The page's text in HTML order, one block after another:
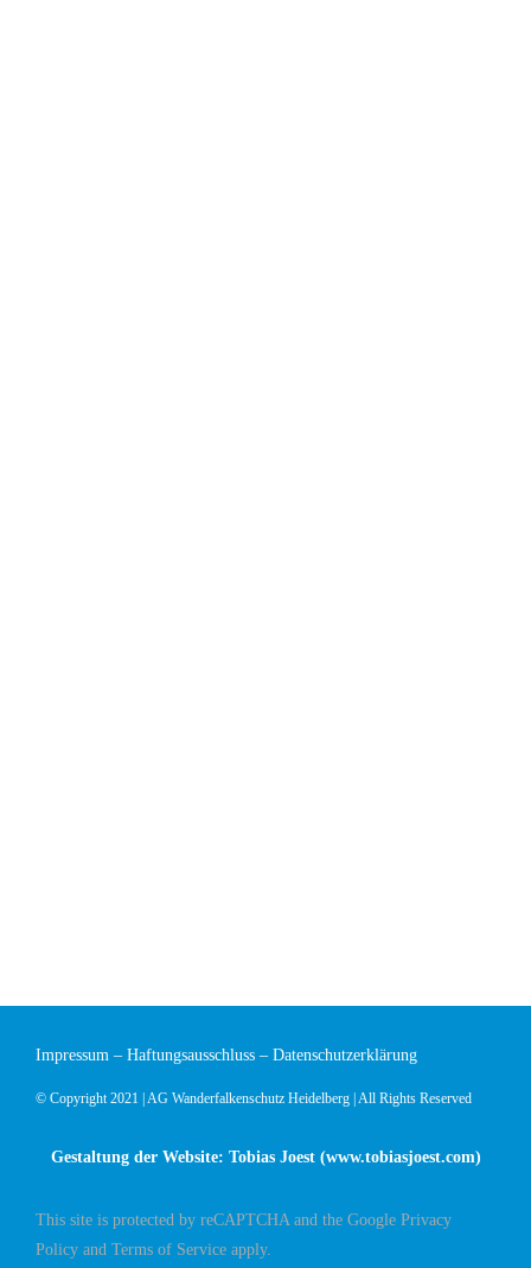
Impressum – Haftungsausschluss – Datenschutzerklärung
© Copyright 2021 | AG Wanderfalkenschutz Heidelberg | All Rights Reserved
Gestaltung der Website: Tobias Joest (www.tobiasjoest.com)
This site is protected by reCAPTCHA and the Google Privacy
Policy and Terms of Service apply.